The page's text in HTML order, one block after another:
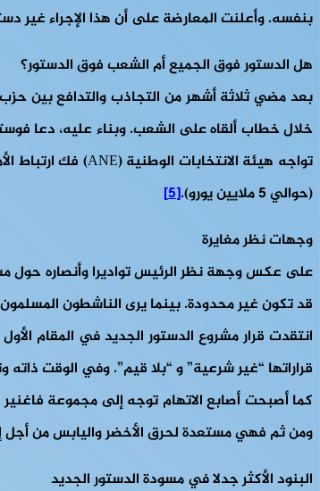
بنفسه. وأعلنت المعارضة على أن هذا الإجراء غير
هل الدستور فوق الجميع أم الشعب فوق الدستور؟
(حوالي 5 ملايين يورو).
[5]
وجهات نظر مغايرة
على عكس وجهة نظر الرئيس تواديرا وأنصاره حول
قد تكون غير محدودة. بينما يرى الناشطون
قراراتها “غير شرعية” و “بلا قيم”. وفي الوقت
كما أصبحت أصابع الاتهام توجه إلى مجموعة
ومن ثم فهي مستعدة لحرق الأخضر واليابس من أجل
البنود الأكثر جدلا في مسودة الدستور الجديد